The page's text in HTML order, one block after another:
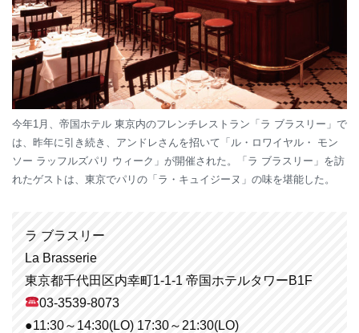
今年1月、帝国ホテル 東京内のフレンチレストラン「ラ ブラスリー」で
は、昨年に引き続き、アンドレさんを招いて「ル・ロワイヤル・ モン
ソー ラッフルズパリ ウィーク」が開催された。「ラ ブラスリー」を訪
れたゲストは、東京でパリの「ラ・キュイジーヌ」の味を堪能した。
ラ ブラスリー
La Brasserie
東京都千代田区内幸町1-1-1 帝国ホテルタワーB1F
03-3539-8073
●11:30～14:30(LO) 17:30～21:30(LO)